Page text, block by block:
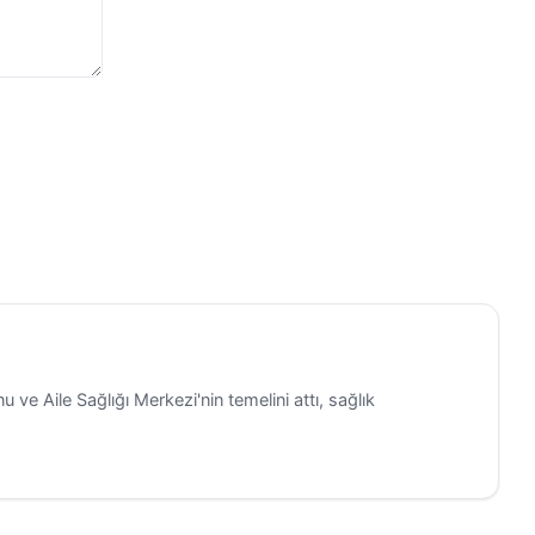
Aile Sağlığı Merkezi'nin temelini attı, sağlık